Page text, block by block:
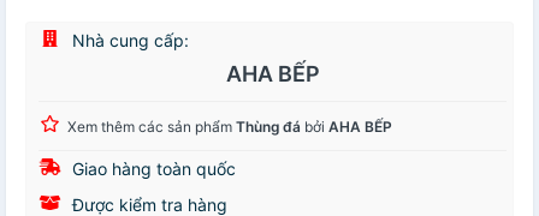
Nhà cung cấp:
AHA BẾP
Xem thêm các sản phẩm Thùng đá bởi AHA BẾP
Giao hàng toàn quốc
Được kiểm tra hàng